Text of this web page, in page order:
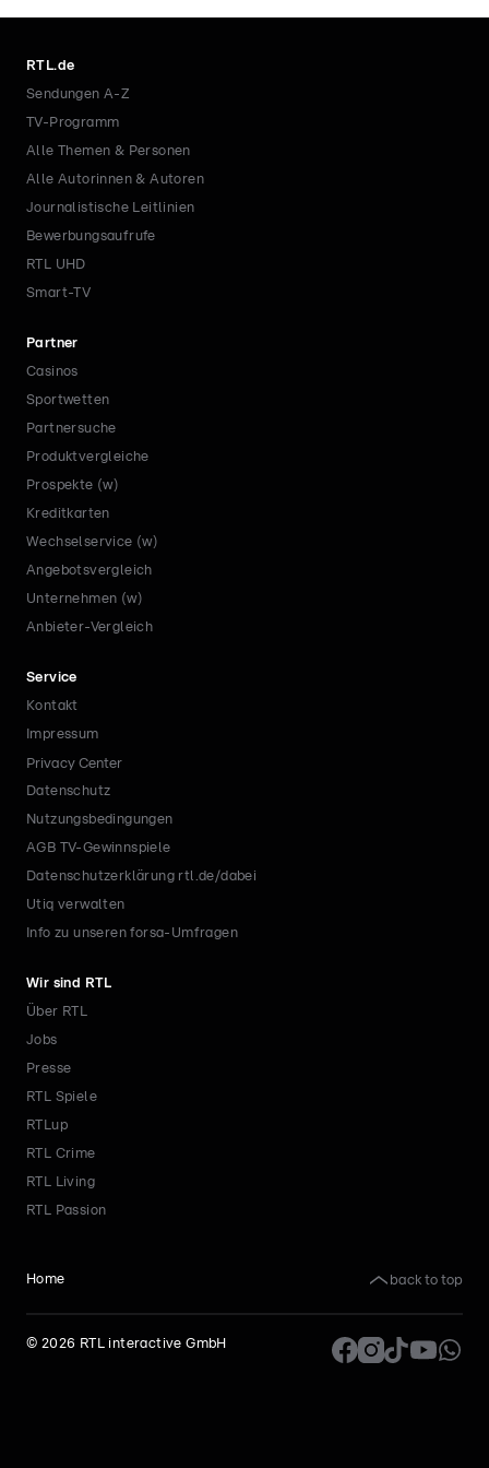
RTL.de
Sendungen A-Z
TV-Programm
Alle Themen & Personen
Alle Autorinnen & Autoren
Journalistische Leitlinien
Bewerbungsaufrufe
RTL UHD
Smart-TV
Partner
Casinos
Sportwetten
Partnersuche
Produktvergleiche
Prospekte (w)
Kreditkarten
Wechselservice (w)
Angebotsvergleich
Unternehmen (w)
Anbieter-Vergleich
Service
Kontakt
Impressum
Privacy Center
Datenschutz
Nutzungsbedingungen
AGB TV-Gewinnspiele
Datenschutzerklärung rtl.de/dabei
Utiq verwalten
Info zu unseren forsa-Umfragen
Wir sind RTL
Über RTL
Jobs
Presse
RTL Spiele
RTLup
RTL Crime
RTL Living
RTL Passion
Home back to top
© 2026 RTL interactive GmbH